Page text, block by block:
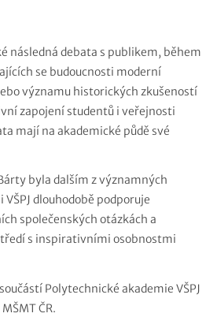
následná debata s publikem, během
se budoucnosti moderní
významu historických zkušeností
zapojení studentů i veřejnosti
mají na akademické půdě své
byla dalším z významných
dlouhodobě podporuje
společenských otázkách a
s inspirativními osobnostmi
Polytechnické akademie VŠPJ
ČR.